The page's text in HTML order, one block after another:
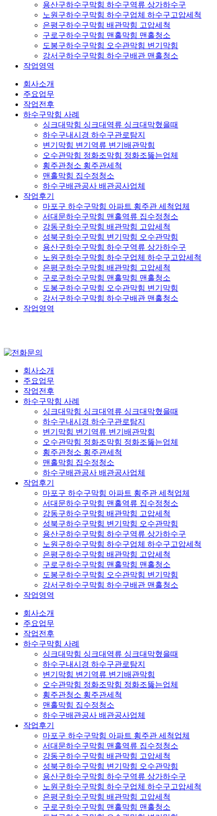
용산구하수구막힘 하수구역류 상가하수구
노원구하수구막힘 하수구업체 하수구고압세척
은평구하수구막힘 배관막힘 고압세척
구로구하수구막힘 맨홀막힘 맨홀청소
도봉구하수구막힘 오수관막힘 변기막힘
강서구하수구막힘 하수구배관 맨홀청소
작업영역
회사소개
주요업무
작업전후
하수구막힘 사례
싱크대막힘 싱크대역류 싱크대막혔을때
하수구내시경 하수구관로탐지
변기막힘 변기역류 변기배관막힘
오수관막힘 정화조막힘 정화조뚫는업체
횡주관청소 횡주관세척
맨홀막힘 집수정청소
하수구배관공사 배관공사업체
작업후기
마포구 하수구막힘 아파트 횡주관 세척업체
서대문하수구막힘 맨홀역류 집수정청소
강동구하수구막힘 배관막힘 고압세척
성북구하수구막힘 변기막힘 오수관막힘
용산구하수구막힘 하수구역류 상가하수구
노원구하수구막힘 하수구업체 하수구고압세척
은평구하수구막힘 배관막힘 고압세척
구로구하수구막힘 맨홀막힘 맨홀청소
도봉구하수구막힘 오수관막힘 변기막힘
강서구하수구막힘 하수구배관 맨홀청소
작업영역
회사소개
주요업무
작업전후
하수구막힘 사례
싱크대막힘 싱크대역류 싱크대막혔을때
하수구내시경 하수구관로탐지
변기막힘 변기역류 변기배관막힘
오수관막힘 정화조막힘 정화조뚫는업체
횡주관청소 횡주관세척
맨홀막힘 집수정청소
하수구배관공사 배관공사업체
작업후기
마포구 하수구막힘 아파트 횡주관 세척업체
서대문하수구막힘 맨홀역류 집수정청소
강동구하수구막힘 배관막힘 고압세척
성북구하수구막힘 변기막힘 오수관막힘
용산구하수구막힘 하수구역류 상가하수구
노원구하수구막힘 하수구업체 하수구고압세척
은평구하수구막힘 배관막힘 고압세척
구로구하수구막힘 맨홀막힘 맨홀청소
도봉구하수구막힘 오수관막힘 변기막힘
강서구하수구막힘 하수구배관 맨홀청소
작업영역
회사소개
주요업무
작업전후
하수구막힘 사례
싱크대막힘 싱크대역류 싱크대막혔을때
하수구내시경 하수구관로탐지
변기막힘 변기역류 변기배관막힘
오수관막힘 정화조막힘 정화조뚫는업체
횡주관청소 횡주관세척
맨홀막힘 집수정청소
하수구배관공사 배관공사업체
작업후기
마포구 하수구막힘 아파트 횡주관 세척업체
서대문하수구막힘 맨홀역류 집수정청소
강동구하수구막힘 배관막힘 고압세척
성북구하수구막힘 변기막힘 오수관막힘
용산구하수구막힘 하수구역류 상가하수구
노원구하수구막힘 하수구업체 하수구고압세척
은평구하수구막힘 배관막힘 고압세척
구로구하수구막힘 맨홀막힘 맨홀청소